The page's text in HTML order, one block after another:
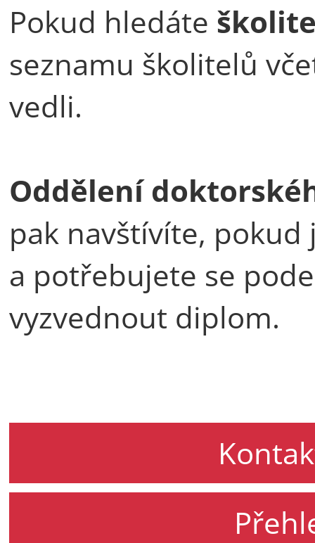
Pokud hledáte
seznamu školitelů
vedli.
Oddělení
pak navštívíte,
a potřebujete se
vyzvednout diplom.